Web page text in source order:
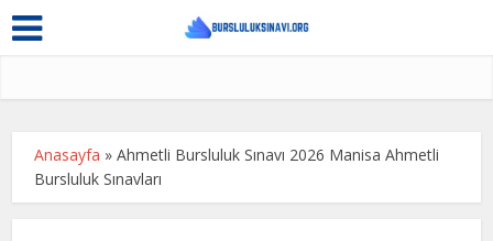
Anasayfa »Ahmetli Bursluluk Sınavı 2026 Manisa Ahmetli
Bursluluk Sınavları